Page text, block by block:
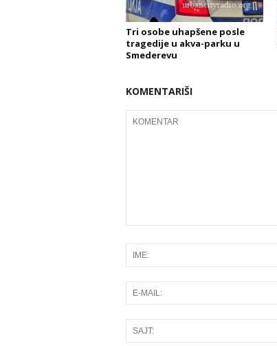
Tri osobe uhapšene posle
tragedije u akva-parku u
Smederevu
KOMENTARIŠI